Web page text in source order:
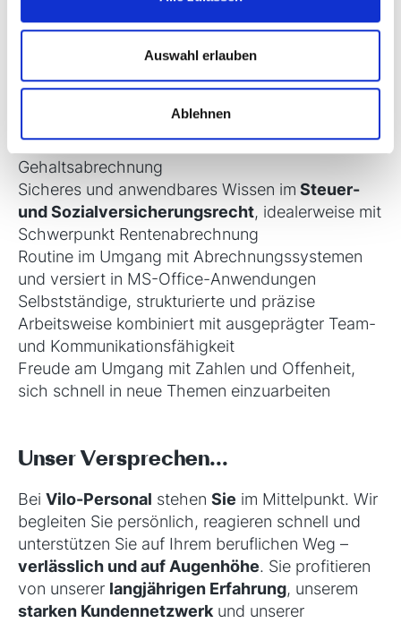
Auswahl erlauben
Ablehnen
Personaldienstleistungskauffrau (m/w/d),
Kaufmann für Büromanagement (m/w/d),
Sozialversicherungskauffrau (m/w/d))oder
Personalwesen oder Finanzwesen)
Einschlägige Erfahrungin der Lohn- und
Gehaltsabrechnung
Sicheres und anwendbares Wissen im Steuer-
und Sozialversicherungsrecht, idealerweise mit
Schwerpunkt Rentenabrechnung
Routine im Umgang mit Abrechnungssystemen
und versiert in MS-Office-Anwendungen
Selbstständige, strukturierte und präzise
Arbeitsweise kombiniert mit ausgeprägter Team-
und Kommunikationsfähigkeit
Freude am Umgang mit Zahlen und Offenheit,
sich schnell in neue Themen einzuarbeiten
Unser Versprechen...
Bei Vilo-Personal stehen Sie im Mittelpunkt. Wir
begleiten Sie persönlich, reagieren schnell und
unterstützen Sie auf Ihrem beruflichen Weg –
verlässlich und auf Augenhöhe. Sie profitieren
von unserer langjährigen Erfahrung, unserem
starken Kundennetzwerk und unserer